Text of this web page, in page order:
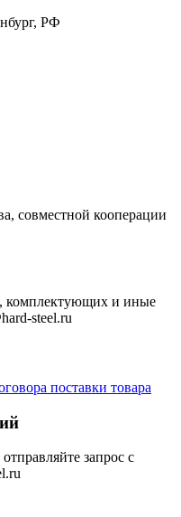
РФ
совместной кооперации
комплектующих и иные
steel.ru
поставки товара
запрос с